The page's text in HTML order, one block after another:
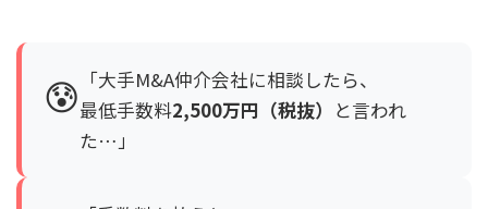
😰 「大手M&A仲介会社に相談したら、
最低手数料2,500万円（税抜） と言われ
た…」